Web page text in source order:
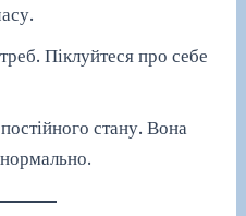
Піклуйтеся про себе
стану. Вона